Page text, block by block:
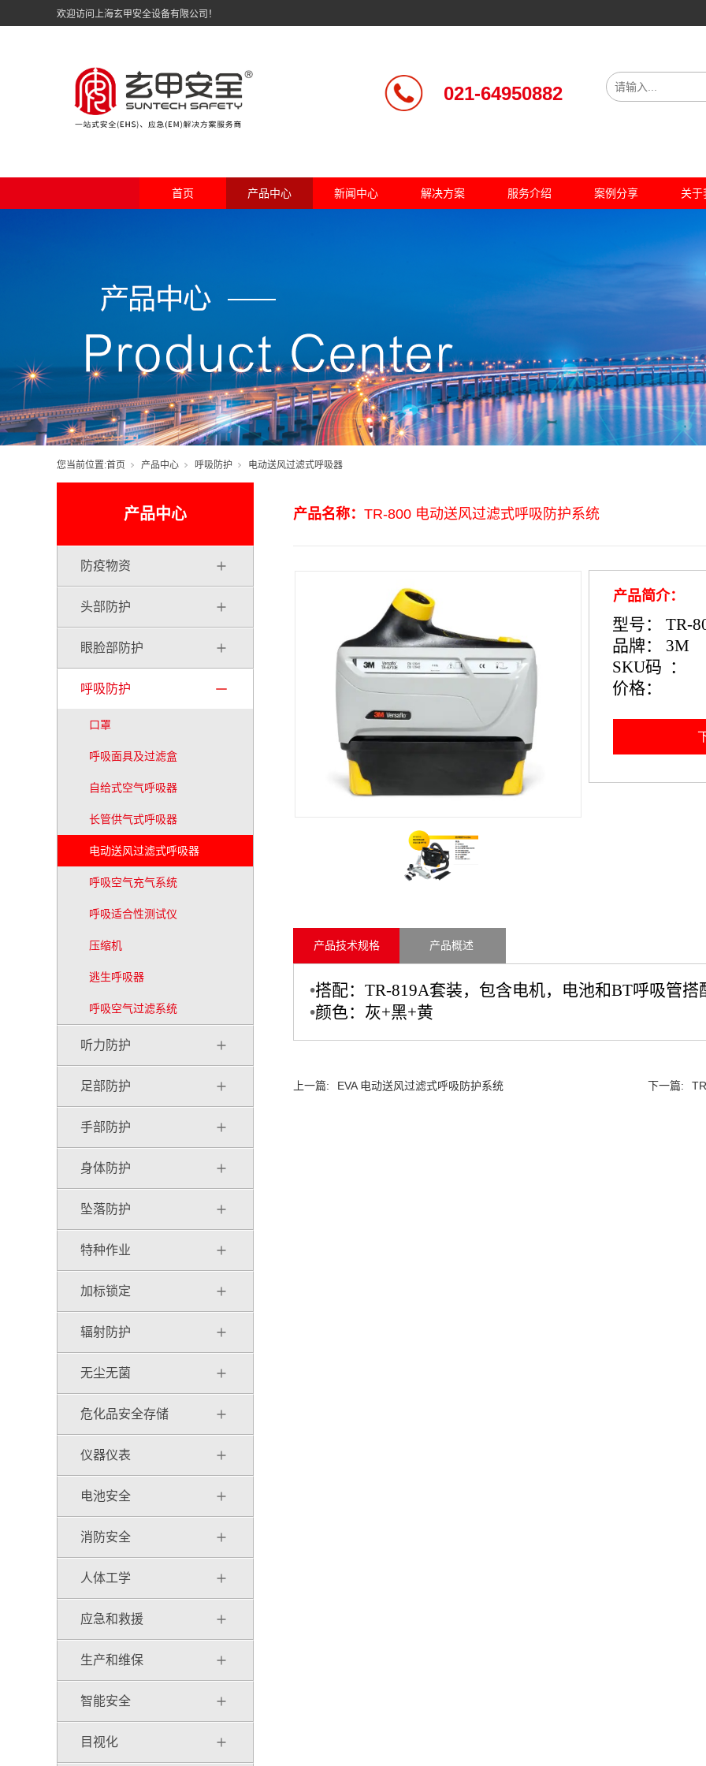
欢迎访问上海玄甲安全设备有限公司！
021-64950882
首页 产品中心 新闻中心 解决方案 服务介绍 案例分享 关于
您当前位置:首页 产品中心 呼吸防护 电动送风过滤式呼吸器
产品中心
防疫物资
头部防护
眼脸部防护
呼吸防护
口罩
呼吸面具及过滤盒
自给式空气呼吸器
长管供气式呼吸器
电动送风过滤式呼吸器
呼吸空气充气系统
呼吸适合性测试仪
压缩机
逃生呼吸器
呼吸空气过滤系统
听力防护
足部防护
手部防护
身体防护
坠落防护
特种作业
加标锁定
辐射防护
无尘无菌
危化品安全存储
仪器仪表
电池安全
消防安全
人体工学
应急和救援
生产和维保
智能安全
目视化
产品名称： TR-800 电动送风过滤式呼吸防护系统
产品简介：
型号： TR-
品牌：
3M
SKU码 ：
价格：
产品技术规格 产品概述
•搭配： TR-819A套装，包含电机，电池和BT呼吸管搭
•颜色：灰+黑+黄
上一篇: EVA 电动送风过滤式呼吸防护系统 下一篇: